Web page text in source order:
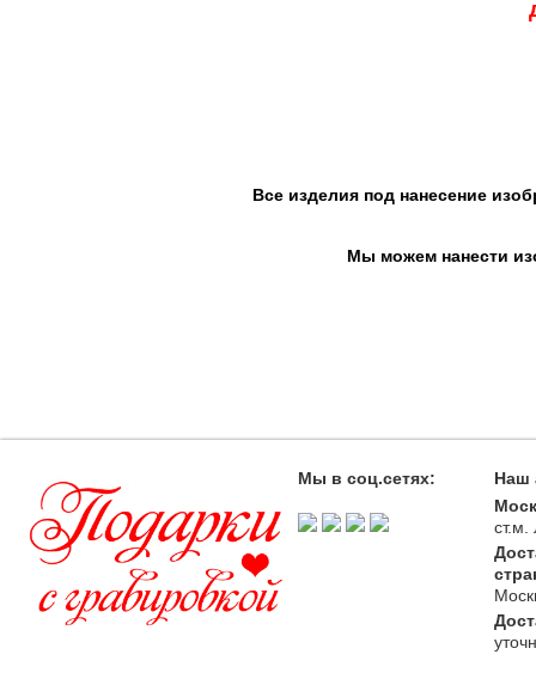
Все изделия под нанесение
Мы можем нанести
Мы в соц.сетях:
Наш
ст.м.